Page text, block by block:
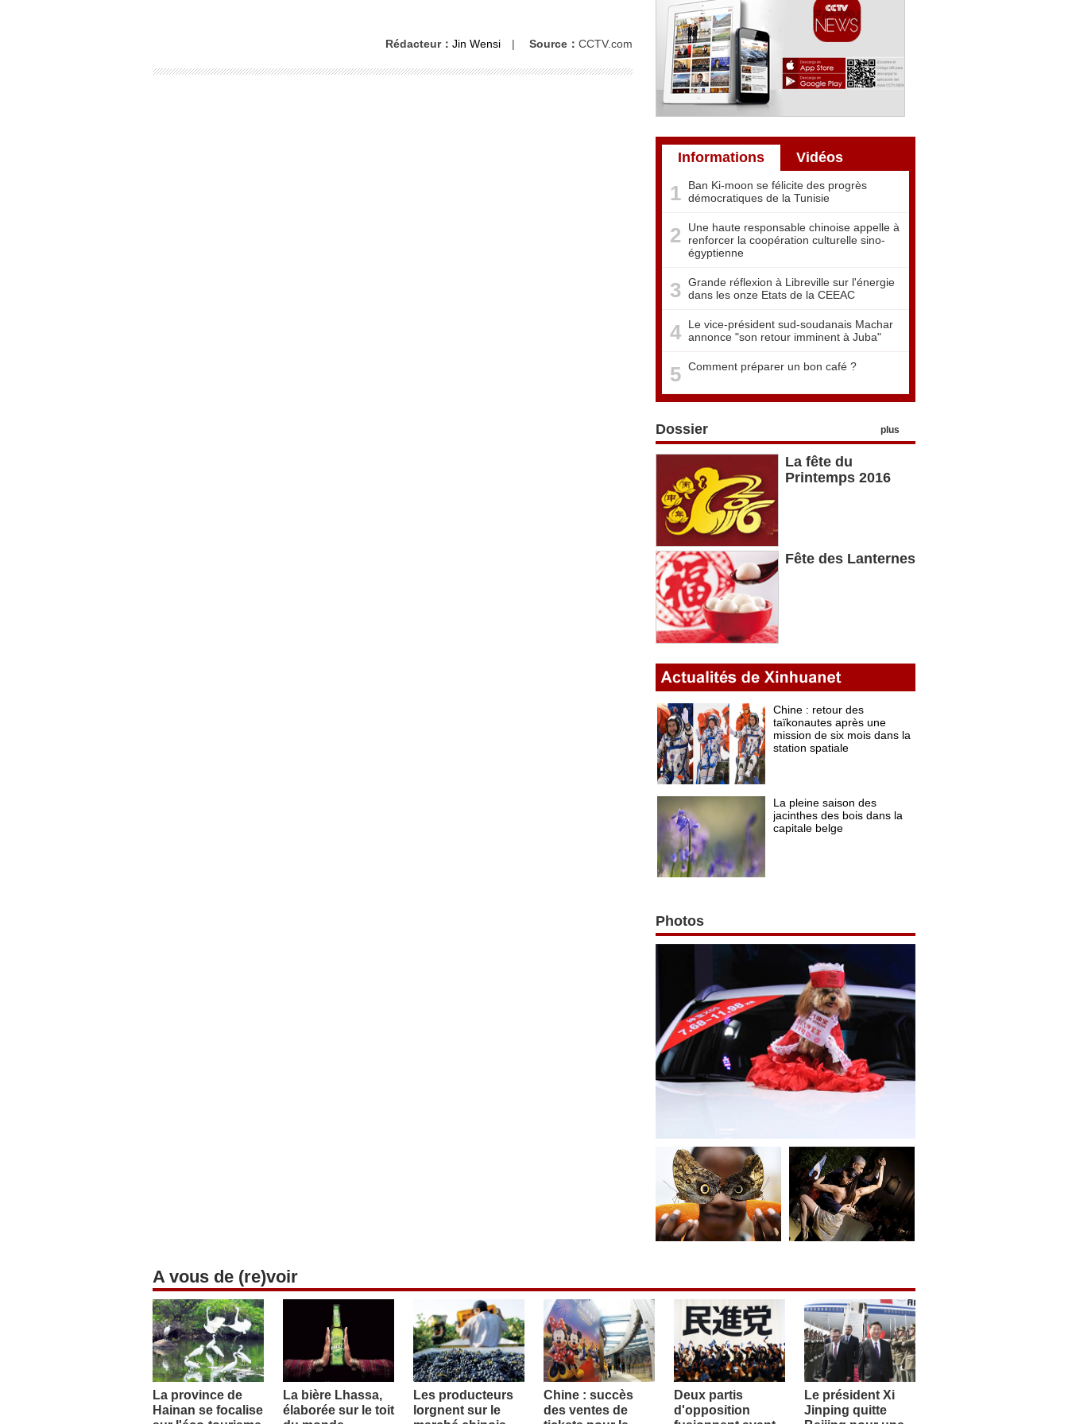
Rédacteur： Jin Wensi | Source： CCTV.com
Informations Vidéos
1
Ban Ki-moon se félicite des progrès
démocratiques de la Tunisie
2
Une haute responsable chinoise appelle à
renforcer la coopération culturelle sino-
égyptienne
3 Grande réflexion à Libreville sur l'énergie
dans les onze Etats de la CEEAC
4
Le vice-président sud-soudanais Machar
annonce "son retour imminent à Juba"
5 Comment préparer un bon café ?
Dossier plus
La fête du
Printemps 2016
Fête des Lanternes
Photos
A vous de (re)voir
La province de
Hainan se focalise
La bière Lhassa,
élaborée sur le toit
Les producteurs
lorgnent sur le
Chine : succès
des ventes de
Deux partis
d'opposition
Le président Xi
Jinping quitte